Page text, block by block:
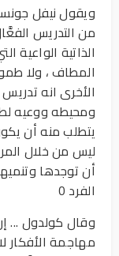
ويقول نيفل
من التدريس
الذاتية الواعية
المطاف ، ولا
الأخرى انه
ومحيطه ووعيه
يتطلب منه أن
ليس من خلال
أن توجدها
الفرد 0
وقال كولدول ...
مهاجمة